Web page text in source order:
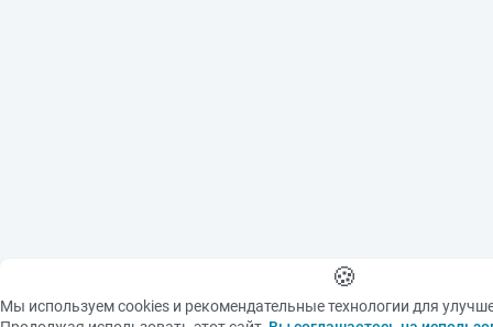
🍪
Мы используем cookies и рекомендательные технологии для